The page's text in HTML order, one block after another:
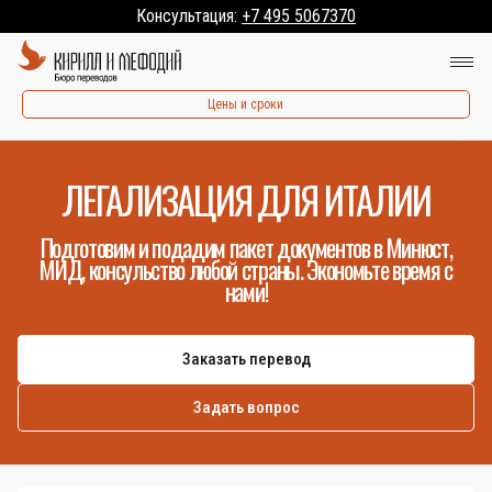
Консультация: +7 495 5067370
Цены и сроки
ЛЕГАЛИЗАЦИЯ ДЛЯ ИТАЛИИ
Подготовим и подадим пакет документов в Минюст,
МИД, консульство любой страны. Экономьте время с
нами!
Заказать перевод
Задать вопрос